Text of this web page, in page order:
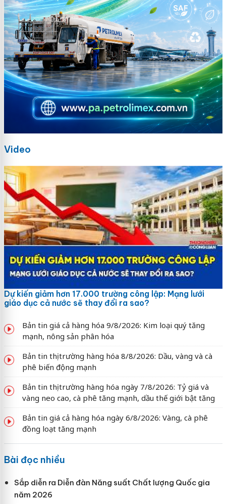
Video
Dự kiến giảm hơn 17.000 trường công lập: Mạng lưới
giáo dục cả nước sẽ thay đổi ra sao?
Bản tin giá cả hàng hóa 9/8/2026: Kim loại quý tăng
mạnh, nông sản phân hóa
Bản tin thị trường hàng hóa 8/8/2026: Dầu, vàng và cà
phê biến động mạnh
Bản tin thị trường hàng hóa ngày 7/8/2026: Tỷ giá và
vàng neo cao, cà phê tăng mạnh, dầu thế giới bật tăng
Bản tin giá cả hàng hóa ngày 6/8/2026: Vàng, cà phê
đồng loạt tăng mạnh
Bài đọc nhiều
Sắp diễn ra Diễn đàn Năng suất Chất lượng Quốc gia
năm 2026